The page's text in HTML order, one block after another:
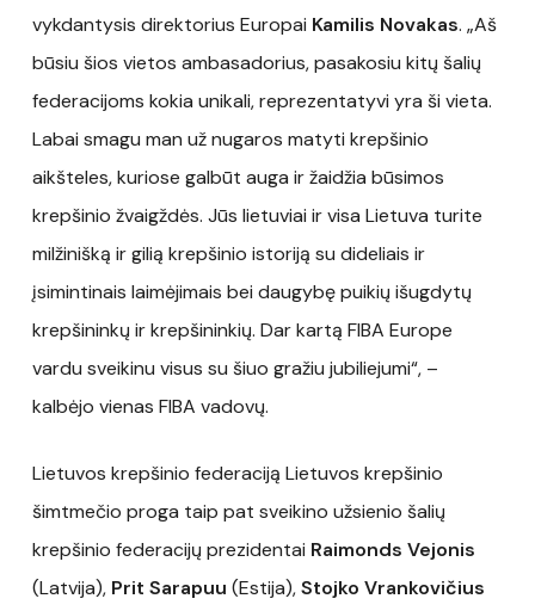
vykdantysis direktorius Europai Kamilis Novakas. „Aš
būsiu šios vietos ambasadorius, pasakosiu kitų šalių
federacijoms kokia unikali, reprezentatyvi yra ši vieta.
Labai smagu man už nugaros matyti krepšinio
aikšteles, kuriose galbūt auga ir žaidžia būsimos
krepšinio žvaigždės. Jūs lietuviai ir visa Lietuva turite
milžinišką ir gilią krepšinio istoriją su dideliais ir
įsimintinais laimėjimais bei daugybę puikių išugdytų
krepšininkų ir krepšininkių. Dar kartą FIBA Europe
vardu sveikinu visus su šiuo gražiu jubiliejumi“, –
kalbėjo vienas FIBA vadovų.
Lietuvos krepšinio federaciją Lietuvos krepšinio
šimtmečio proga taip pat sveikino užsienio šalių
krepšinio federacijų prezidentai Raimonds Vejonis
(Latvija), Prit Sarapuu (Estija),Stojko Vrankovičius